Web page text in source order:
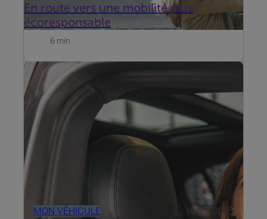
En route vers une mobilité plus
écoresponsable
6 min
MON VÉHICULE 19/12/2025
Le Salon de l’Auto 2026, organisé du 9 au 18 janvier
2026 à Brussels Expo, reste un rendez-vous
incontournable pour découvrir les nouveaux
modèles, comparer les motorisations et profiter
d’offres exclusives.